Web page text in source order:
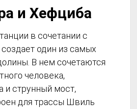
и Хефциба
в сочетании с
один из самых
В нем сочетаются
человека,
струнный мост,
для трассы Швиль